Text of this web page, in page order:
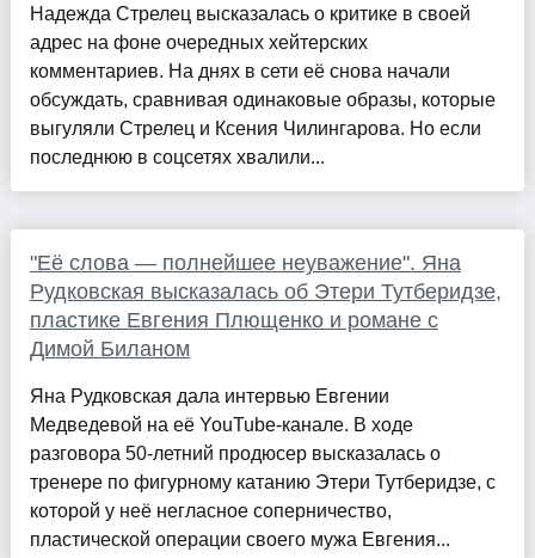
Надежда Стрелец высказалась о критике в своей
адрес на фоне очередных хейтерских
комментариев. На днях в сети её снова начали
обсуждать, сравнивая одинаковые образы, которые
выгуляли Стрелец и Ксения Чилингарова. Но если
последнюю в соцсетях хвалили...
"Её слова — полнейшее неуважение". Яна
Рудковская высказалась об Этери Тутберидзе,
пластике Евгения Плющенко и романе с
Димой Биланом
Яна Рудковская дала интервью Евгении
Медведевой на её YouTube-канале. В ходе
разговора 50-летний продюсер высказалась о
тренере по фигурному катанию Этери Тутберидзе, с
которой у неё негласное соперничество,
пластической операции своего мужа Евгения...